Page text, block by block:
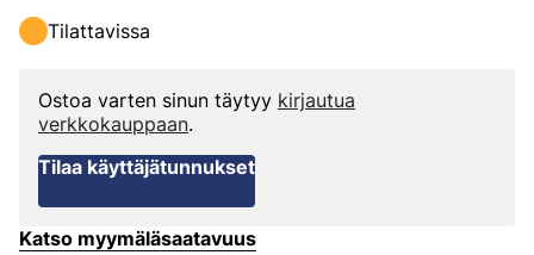
Tilattavissa
Ostoa varten sinun täytyy kirjautua
verkkokauppaan.
Tilaa käyttäjätunnukset
Katso myymäläsaatavuus